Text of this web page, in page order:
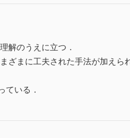
解のうえに立つ．
ざまに工夫された手法が加えら
ている．